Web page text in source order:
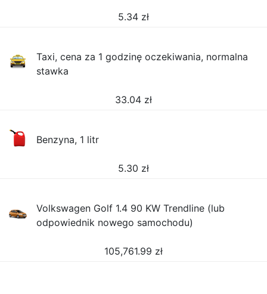
5.34 zł
Taxi, cena za 1 godzinę oczekiwania, normalna
stawka
33.04 zł
Benzyna, 1 litr
5.30 zł
Volkswagen Golf 1.4 90 KW Trendline (lub
odpowiednik nowego samochodu)
105,761.99 zł